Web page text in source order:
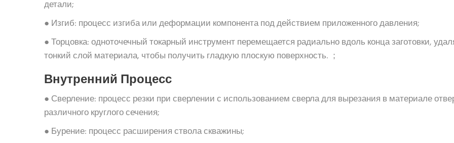
детали;
● Изгиб: процесс изгиба или деформации компонента под действием приложенного давления;
● Торцовка: одноточечный токарный инструмент перемещается радиально вдоль конца заготовки,
тонкий слой материала, чтобы получить гладкую плоскую поверхность. ；
Внутренний Процесс
● Сверление: процесс резки при сверлении с использованием сверла для вырезания в материале
различного круглого сечения;
● Бурение: процесс расширения ствола скважины;